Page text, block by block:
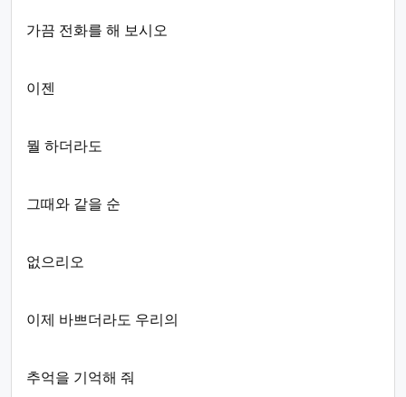
가끔 전화를 해 보시오
이젠
뭘 하더라도
그때와 같을 순
없으리오
이제 바쁘더라도 우리의
추억을 기억해 줘